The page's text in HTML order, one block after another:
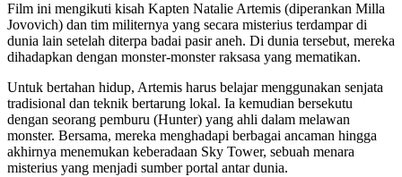
Film ini mengikuti kisah Kapten Natalie Artemis (diperankan Milla
Jovovich) dan tim militernya yang secara misterius terdampar di
dunia lain setelah diterpa badai pasir aneh. Di dunia tersebut, mereka
dihadapkan dengan monster-monster raksasa yang mematikan.
Untuk bertahan hidup, Artemis harus belajar menggunakan senjata
tradisional dan teknik bertarung lokal. Ia kemudian bersekutu
dengan seorang pemburu (Hunter) yang ahli dalam melawan
monster. Bersama, mereka menghadapi berbagai ancaman hingga
akhirnya menemukan keberadaan Sky Tower, sebuah menara
misterius yang menjadi sumber portal antar dunia.